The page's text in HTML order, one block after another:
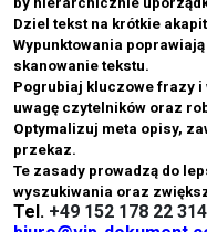
Dziel tekst na krótkie
Wypunktowania
skanowanie tekstu.
Pogrubiaj kluczowe frazy i
uwagę czytelników oraz
Optymalizuj meta opisy,
przekaz.
Te zasady prowadzą do
wyszukiwania oraz
Tel. +49 152 178 22 314